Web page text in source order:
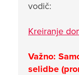
vodič:
Kreiranje
Važno:
selidbe